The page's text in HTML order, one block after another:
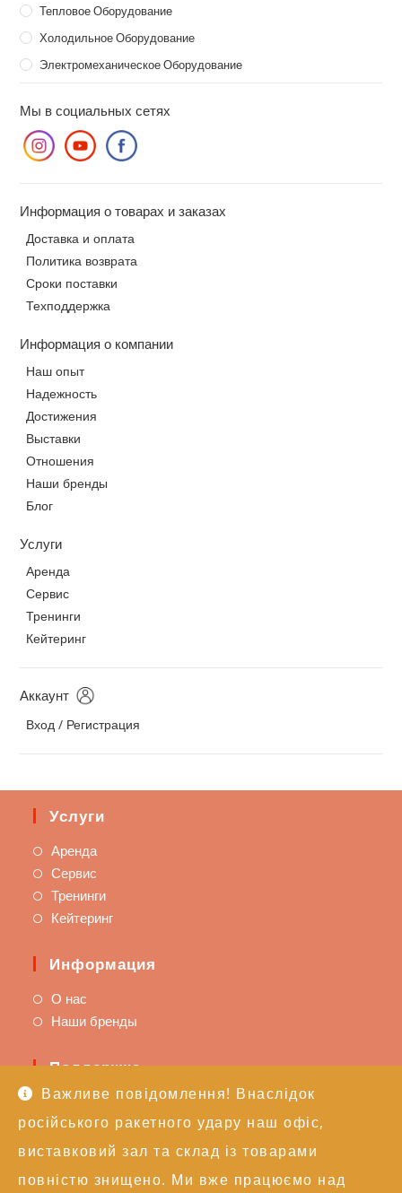
Важливе повідомлення! Внаслідок
російського ракетного удару наш офіс,
виставковий зал та склад із товарами
повністю знищено. Ми вже працюємо над
Тепловое Оборудование
Холодильное Оборудование
Электромеханическое Оборудование
Мы в социальных сетях
Информация о товарах и заказах
Доставка и оплата
Политика возврата
Сроки поставки
Техподдержка
Информация о компании
Наш опыт
Надежность
Достижения
Выставки
Отношения
Наши бренды
Блог
Услуги
Аренда
Сервис
Тренинги
Кейтеринг
Аккаунт
Вход / Регистрация
Услуги
Аренда
Сервис
Тренинги
Кейтеринг
Информация
О нас
Наши бренды
Поддержка
Доставка и оплата
Политика возврата
Техподдержка